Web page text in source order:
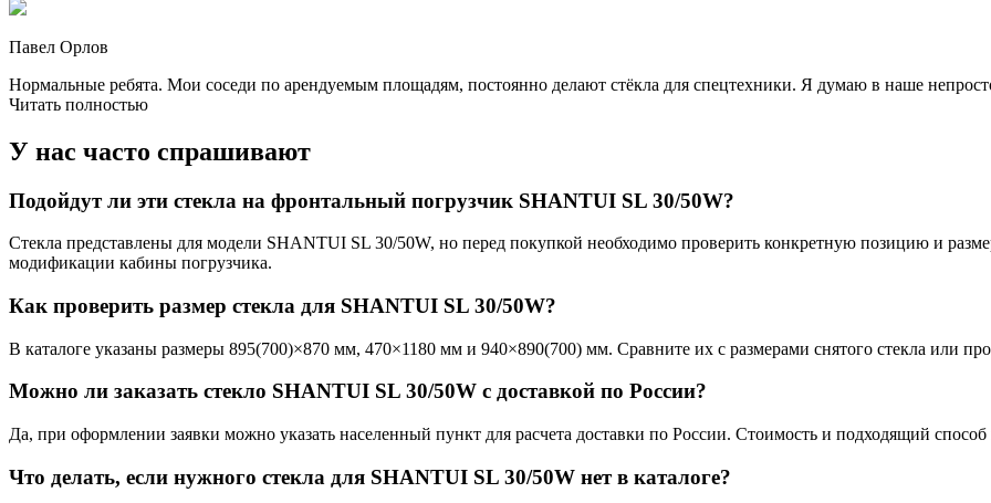
Павел Орлов
Нормальные ребята. Мои соседи по арендуемым площадям, постоянно делают стёкла для спецтехники. Я думаю в наше
Читать полностью
У нас часто спрашивают
Подойдут ли эти стекла на фронтальный погрузчик SHANTUI SL 30/50W?
Стекла представлены для модели SHANTUI SL 30/50W, но перед покупкой необходимо проверить конкретную позицию и
модификации кабины погрузчика.
Как проверить размер стекла для SHANTUI SL 30/50W?
В каталоге указаны размеры 895(700)×870 мм, 470×1180 мм и 940×890(700) мм. Сравните их с размерами снятого стекла или
Можно ли заказать стекло SHANTUI SL 30/50W с доставкой по России?
Да, при оформлении заявки можно указать населенный пункт для расчета доставки по России. Стоимость и подходящий способ
Что делать, если нужного стекла для SHANTUI SL 30/50W нет в каталоге?